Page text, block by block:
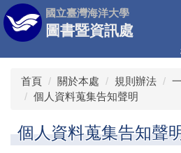
跳
到
主
要
國立臺灣海洋大學
圖書暨資訊處
首頁 關於本處 規則辦法
個人資料蒐集告知聲明
個人資料蒐集告知聲